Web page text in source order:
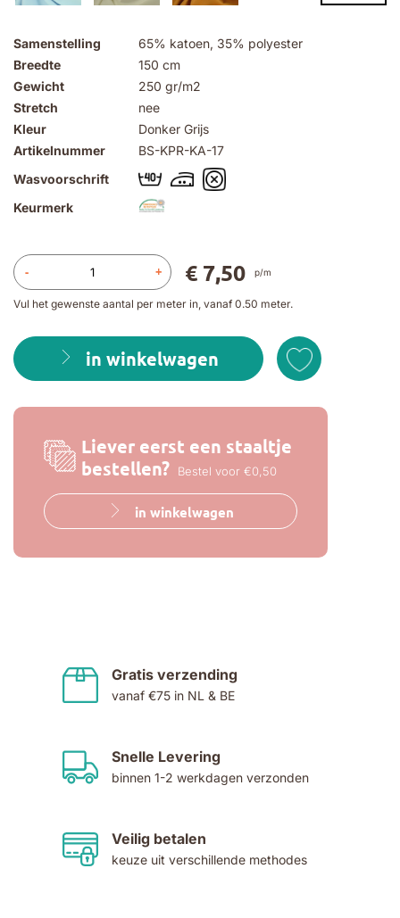
Samenstelling
65% katoen, 35% polyester
Breedte
150 cm
Gewicht
250 gr/m2
Stretch
nee
Kleur
Donker Grijs
Artikelnummer
BS-KPR-KA-17
Wasvoorschrift
Keurmerk
- +
Vul het gewenste aantal per meter in, vanaf 0.50 meter.
in winkelwagen
Liever eerst een staaltje
bestellen?
Bestel voor €0,50
in winkelwagen
€ 7,50 p/m
Gratis verzending
vanaf €75 in NL & BE
Snelle Levering
binnen 1-2 werkdagen verzonden
Veilig betalen
keuze uit verschillende methodes